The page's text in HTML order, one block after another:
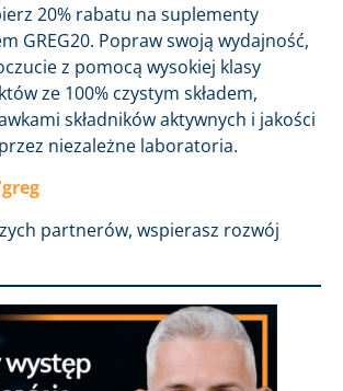
20% rabatu na suplementy
GREG20. Popraw swoją wydajność,
z pomocą wysokiej klasy
ze 100% czystym składem,
składników aktywnych i jakości
niezależne laboratoria.
partnerów, wspierasz rozwój